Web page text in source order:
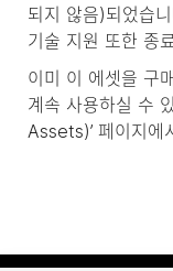
되지 않음)되었습
기술 지원 또한 종
이미 이 에셋을 구
계속 사용하실 수
Assets)’ 페이지에